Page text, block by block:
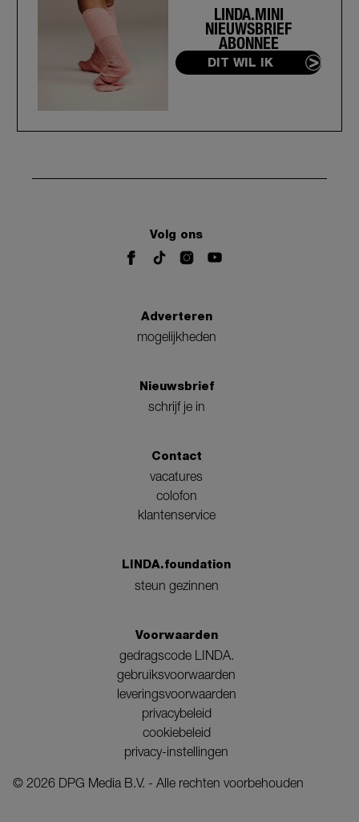
LINDA.MINI
NIEUWSBRIEF
ABONNEE
DIT WIL IK
Volg ons
Adverteren
mogelijkheden
Nieuwsbrief
schrijf je in
Contact
vacatures
colofon
klantenservice
LINDA.foundation
steun gezinnen
Voorwaarden
gedragscode LINDA.
gebruiksvoorwaarden
leveringsvoorwaarden
privacybeleid
cookiebeleid
privacy-instellingen
© 2026 DPG Media B.V. - Alle rechten voorbehouden